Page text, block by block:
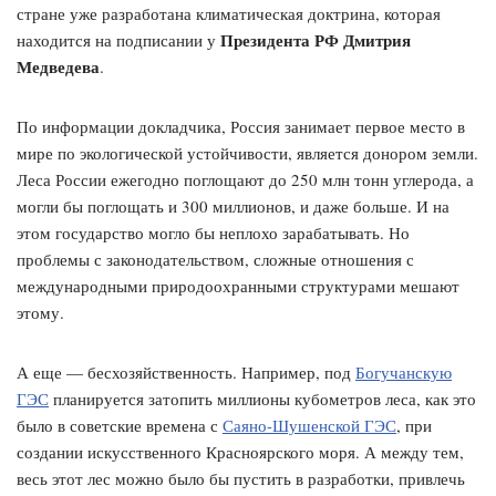
стране уже разработана климатическая доктрина, которая
находится на подписании у Президента РФ Дмитрия
Медведева.
По информации докладчика, Россия занимает первое место в
мире по экологической устойчивости, является донором земли.
Леса России ежегодно поглощают до 250 млн тонн углерода, а
могли бы поглощать и 300 миллионов, и даже больше. И на
этом государство могло бы неплохо зарабатывать. Но
проблемы с законодательством, сложные отношения с
международными природоохранными структурами мешают
этому.
А еще — бесхозяйственность. Например, под Богучанскую
ГЭС планируется затопить миллионы кубометров леса, как это
было в советские времена с Саяно-Шушенской ГЭС, при
создании искусственного Красноярского моря. А между тем,
весь этот лес можно было бы пустить в разработки, привлечь